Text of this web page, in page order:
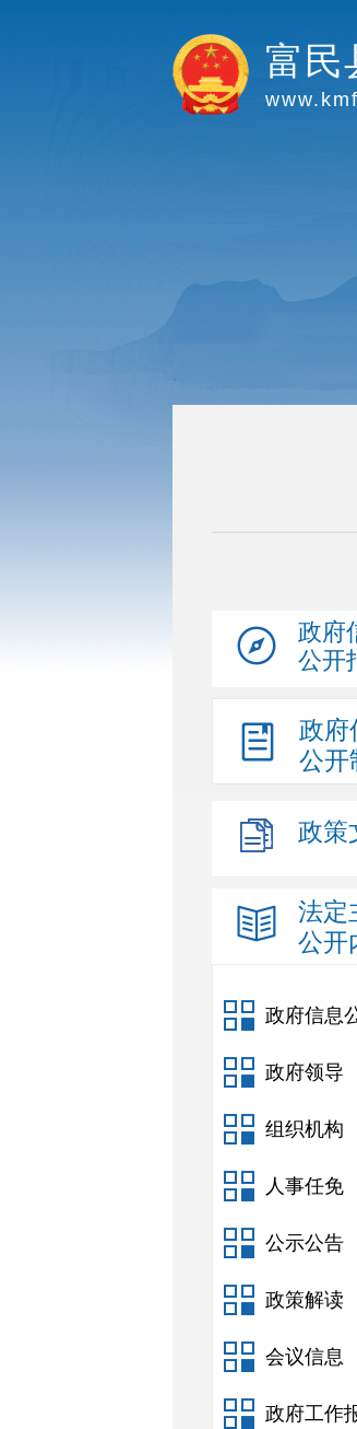
富民
政府
公开
政府
公开
政策
法定
公开
政府信息
政府领导
组织机构
人事任免
公示公告
政策解读
会议信息
政府工作